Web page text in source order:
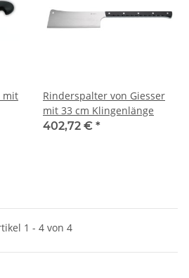
mit
Rinderspalter von Giesser
mit 33 cm Klingenlänge
402,72 € *
1 - 4 von 4